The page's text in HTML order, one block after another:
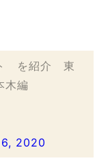
を紹介 東
編
2020